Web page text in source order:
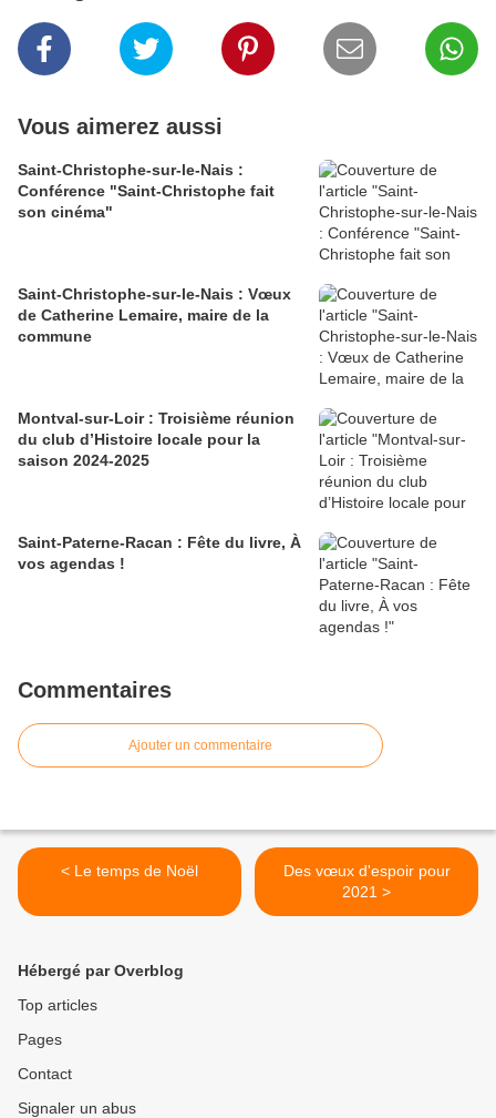
Vous aimerez aussi
Saint-Christophe-sur-le-Nais :
Conférence "Saint-Christophe fait
son cinéma"
Saint-Christophe-sur-le-Nais : Vœux
de Catherine Lemaire, maire de la
commune
Montval-sur-Loir : Troisième réunion
du club d’Histoire locale pour la
saison 2024-2025
Saint-Paterne-Racan : Fête du livre, À
vos agendas !
Commentaires
Ajouter un commentaire
< Le temps de Noël
Des vœux d'espoir pour
2021 >
Hébergé par Overblog
Top articles
Pages
Contact
Signaler un abus